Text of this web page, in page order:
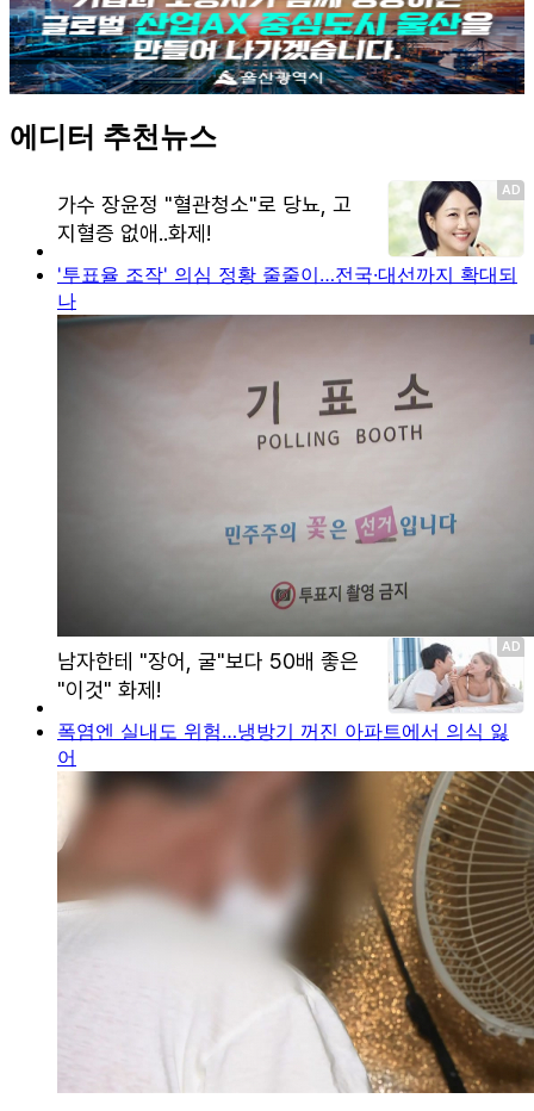
에디터 추천뉴스
'투표율 조작' 의심 정황 줄줄이…전국·대선까지 확대되
나
폭염엔 실내도 위험…냉방기 꺼진 아파트에서 의식 잃
어